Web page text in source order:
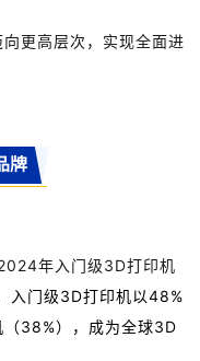
更高层次，实现全面进
牌
年入门级3D打印机
入门级3D打印机以48%
38%），成为全球3D